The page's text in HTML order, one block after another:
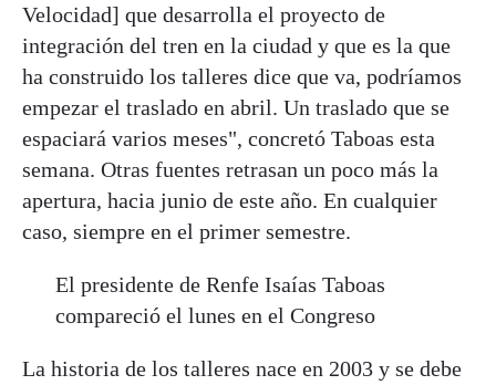
Velocidad] que desarrolla el proyecto de
integración del tren en la ciudad y que es la que
ha construido los talleres dice que va, podríamos
empezar el traslado en abril. Un traslado que se
espaciará varios meses", concretó Taboas esta
semana. Otras fuentes retrasan un poco más la
apertura, hacia junio de este año. En cualquier
caso, siempre en el primer semestre.
El presidente de Renfe Isaías Taboas
compareció el lunes en el Congreso
La historia de los talleres nace en 2003 y se debe